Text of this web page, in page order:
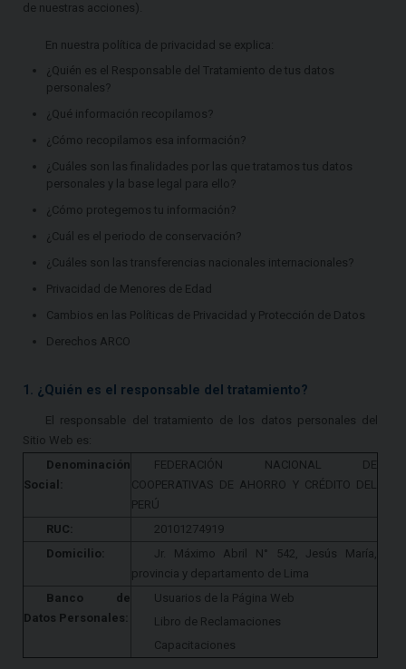
de nuestras acciones).
En nuestra política de privacidad se explica:
¿Quién es el Responsable del Tratamiento de tus datos
personales?
¿Qué información recopilamos?
¿Cómo recopilamos esa información?
¿Cuáles son las finalidades por las que tratamos tus datos
personales y la base legal para ello?
¿Cómo protegemos tu información?
¿Cuál es el periodo de conservación?
¿Cuáles son las transferencias nacionales internacionales?
Privacidad de Menores de Edad
Cambios en las Políticas de Privacidad y Protección de Datos
Derechos ARCO
1. ¿Quién es el responsable del tratamiento?
El responsable del tratamiento de los datos personales del
Sitio Web es:
Denominación
Social:
FEDERACIÓN NACIONAL DE
COOPERATIVAS DE AHORRO Y CRÉDITO DEL
PERÚ
RUC:
20101274919
Domicilio:
Jr. Máximo Abril N° 542, Jesús María,
provincia y departamento de Lima
Banco de
Datos Personales:
Usuarios de la Página Web
Libro de Reclamaciones
Capacitaciones